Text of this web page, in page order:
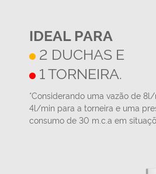
IDEAL PARA
2 DUCHAS E
1 TORNEIRA.
*Considerando uma vazão de
4l/min para a torneira e uma
consumo de 30 m.c.a em